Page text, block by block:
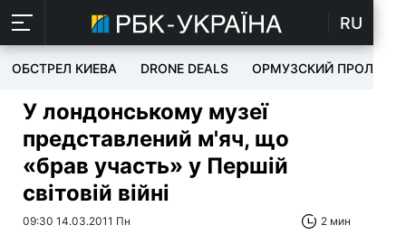
RU
ОБСТРЕЛ КИЕВА DRONE DEALS ОРМУЗСКИЙ ПРОЛИВ
У лондонському музеї
представлений м'яч, що
«брав участь» у Першій
світовій війні
09:30 14.03.2011 Пн 2 мин